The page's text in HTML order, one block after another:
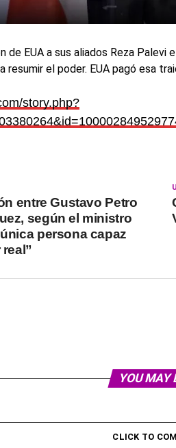
de EUA a sus aliados Reza Palevi
resumir el poder. EUA pagó esa
story.php?
entre Gustavo Petro
según el ministro
persona capaz
YOU MAY
CLICK TO